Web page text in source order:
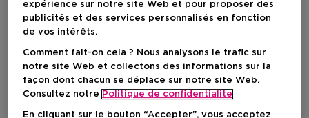
expérience sur notre site Web et pour proposer des
publicités et des services personnalisés en fonction
de vos intérêts.
Comment fait-on cela ? Nous analysons le trafic sur
notre site Web et collectons des informations sur la
façon dont chacun se déplace sur notre site Web.
Consultez notre Politique de confidentialite
En cliquant sur le bouton “Accepter”, vous acceptez